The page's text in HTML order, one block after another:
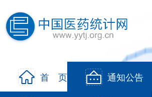
首 页 通知公告
当前位置: 首页
2024年度中国医药工业主营业务收入前100位企